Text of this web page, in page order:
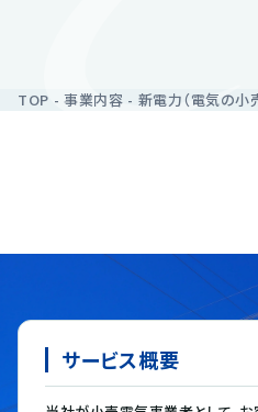
TOP 事業内容 新電力（電気の小
サービス概要